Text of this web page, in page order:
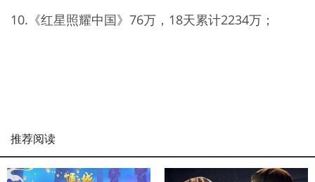
10.《红星照耀中国》76万，18天累计2234万；
推荐阅读